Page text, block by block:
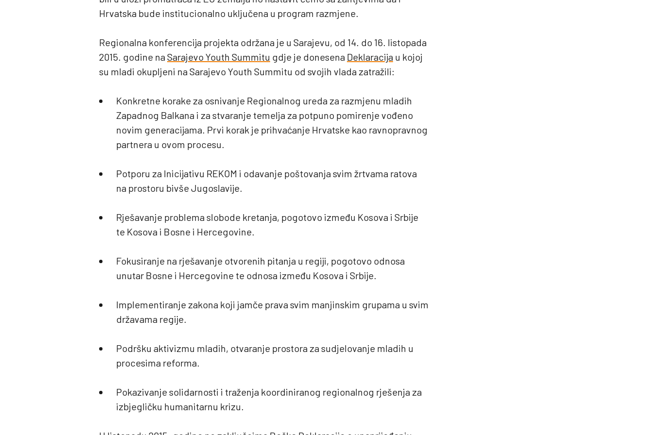
Hrvatska bude institucionalno uključena u program razmjene.
Regionalna konferencija projekta održana je u Sarajevu, od 14. do 16. listopada
2015. godine naSarajevo Youth Summitu gdje je donesena Deklaracija u kojoj
su mladi okupljeni na Sarajevo Youth Summitu od svojih vlada zatražili:
Konkretne korake za osnivanje Regionalnog ureda za razmjenu mladih
Zapadnog Balkana i za stvaranje temelja za potpuno pomirenje vođeno
novim generacijama. Prvi korak je prihvaćanje Hrvatske kao ravnopravnog
partnera u ovom procesu.
Potporu za Inicijativu REKOM i odavanje poštovanja svim žrtvama ratova
na prostoru bivše Jugoslavije.
Rješavanje problema slobode kretanja, pogotovo između Kosova i Srbije
te Kosova i Bosne i Hercegovine.
Fokusiranje na rješavanje otvorenih pitanja u regiji, pogotovo odnosa
unutar Bosne i Hercegovine te odnosa između Kosova i Srbije.
Implementiranje zakona koji jamče prava svim manjinskim grupama u svim
državama regije.
Podršku aktivizmu mladih, otvaranje prostora za sudjelovanje mladih u
procesima reforma.
Pokazivanje solidarnosti i traženja koordiniranog regionalnog rješenja za
izbjegličku humanitarnu krizu.